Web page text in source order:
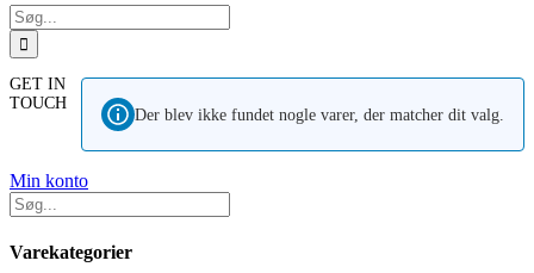
Søg
efter:
Der blev ikke fundet nogle varer, der matcher dit valg.
Min konto
Varekategorier
GET IN
TOUCH